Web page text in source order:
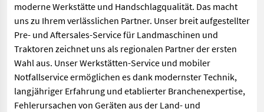
moderne Werkstätte und Handschlagqualität. Das macht
uns zu Ihrem verlässlichen Partner. Unser breit aufgestellter
Pre- und Aftersales-Service für Landmaschinen und
Traktoren zeichnet uns als regionalen Partner der ersten
Wahl aus. Unser Werkstätten-Service und mobiler
Notfallservice ermöglichen es dank modernster Technik,
langjähriger Erfahrung und etablierter Branchenexpertise,
Fehlerursachen von Geräten aus der Land- und